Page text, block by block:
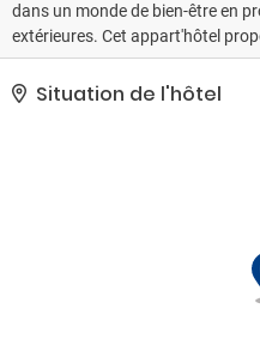
dans un monde de bien-être en
extérieures. Cet appart'hôtel
Internet gratuit, un service de
Situation de l'hôtel